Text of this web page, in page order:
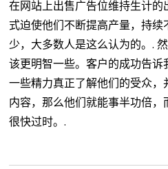
在网站上出售广告位维持生计
式迫使他们不断提高产量，持续
少，大多数人是这么认为的。.
该更明智一些。客户的成功告
一些精力真正了解他们的受众
内容，那么他​​们就能事半功倍
很快过时。.